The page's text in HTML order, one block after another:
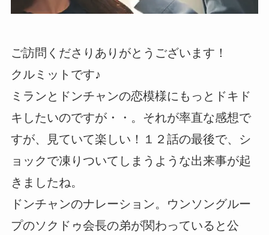
ご訪問くださりありがとうございます！
クルミットです♪
ミランとドンチャンの恋模様にもっとドキド
キしたいのですが・・。それが率直な感想で
すが、見ていて楽しい！１２話の最後で、シ
ョックで凍りついてしまうような出来事が起
きましたね。
ドンチャンのナレーション。ウンソングルー
プのソクドゥ会長の弟が関わっていると公